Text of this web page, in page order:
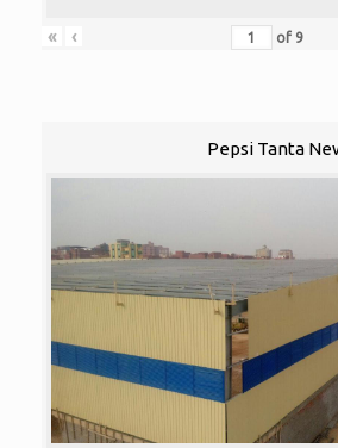
« ‹ of 9
Pepsi Tanta